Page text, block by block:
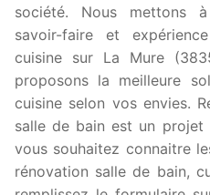
société. Nous mettons
savoir-faire et
cuisine sur La Mure
proposons la meilleure
cuisine selon vos envies.
salle de bain est un projet
vous souhaitez connaitre
rénovation salle de bain,